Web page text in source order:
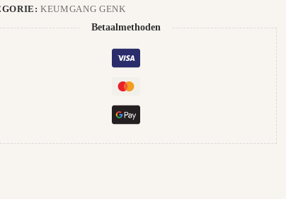
KEUMGANG GENK
Betaalmethoden